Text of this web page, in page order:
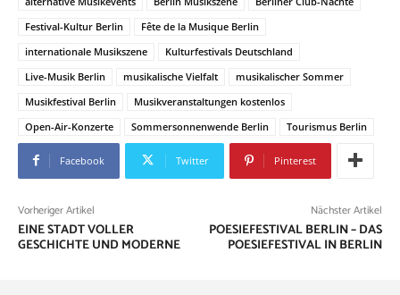
Festival-Kultur Berlin
Fête de la Musique Berlin
internationale Musikszene
Kulturfestivals Deutschland
Live-Musik Berlin
musikalische Vielfalt
musikalischer Sommer
Musikfestival Berlin
Musikveranstaltungen kostenlos
Open-Air-Konzerte
Sommersonnenwende Berlin Tourismus Berlin
Facebook Twitter Pinterest
Vorheriger Artikel
EINE STADT VOLLER
GESCHICHTE UND MODERNE
Nächster Artikel
POESIEFESTIVAL BERLIN – DAS
POESIEFESTIVAL IN BERLIN